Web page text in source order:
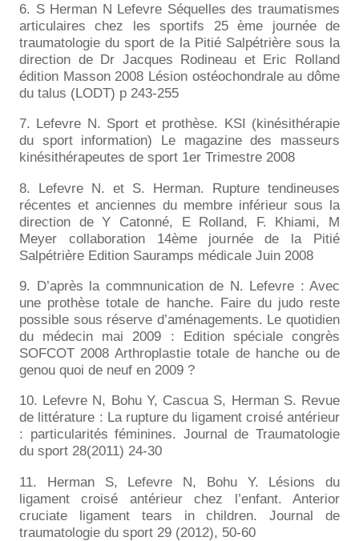
6. S Herman N Lefevre Séquelles des traumatismes
articulaires chez les sportifs 25 ème journée de
traumatologie du sport de la Pitié Salpétrière sous la
direction de Dr Jacques Rodineau et Eric Rolland
édition Masson 2008 Lésion ostéochondrale au dôme
du talus (LODT) p 243-255
7. Lefevre N. Sport et prothèse. KSI (kinésithérapie
du sport information) Le magazine des masseurs
kinésithérapeutes de sport 1er Trimestre 2008
8. Lefevre N. et S. Herman. Rupture tendineuses
récentes et anciennes du membre inférieur sous la
direction de Y Catonné, E Rolland, F. Khiami, M
Meyer collaboration 14ème journée de la Pitié
Salpétrière Edition Sauramps médicale Juin 2008
9. D’après la commnunication de N. Lefevre : Avec
une prothèse totale de hanche. Faire du judo reste
possible sous réserve d’aménagements. Le quotidien
du médecin mai 2009 : Edition spéciale congrès
SOFCOT 2008 Arthroplastie totale de hanche ou de
genou quoi de neuf en 2009 ?
10. Lefevre N, Bohu Y, Cascua S, Herman S. Revue
de littérature : La rupture du ligament croisé antérieur
: particularités féminines. Journal de Traumatologie
du sport 28(2011) 24-30
11. Herman S, Lefevre N, Bohu Y. Lésions du
ligament croisé antérieur chez l’enfant. Anterior
cruciate ligament tears in children. Journal de
traumatologie du sport 29 (2012), 50-60